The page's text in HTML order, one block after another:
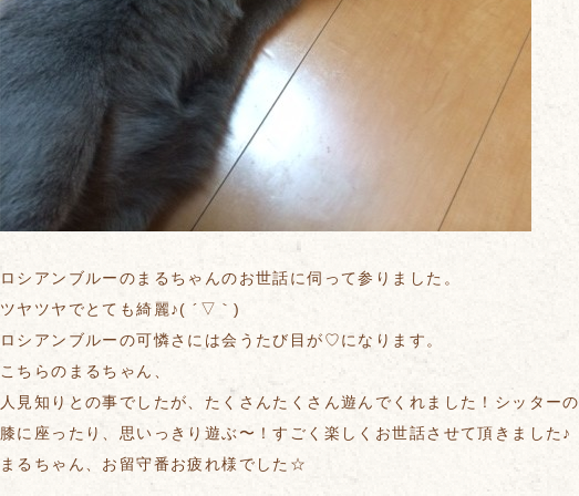
ロシアンブルーのまるちゃんのお世話に伺って参りました。
ツヤツヤでとても綺麗♪( ´▽｀)
ロシアンブルーの可憐さには会うたび目が♡になります。
こちらのまるちゃん、
人見知りとの事でしたが、たくさんたくさん遊んでくれました！シッターの
膝に座ったり、思いっきり遊ぶ〜！すごく楽しくお世話させて頂きました♪
まるちゃん、お留守番お疲れ様でした☆